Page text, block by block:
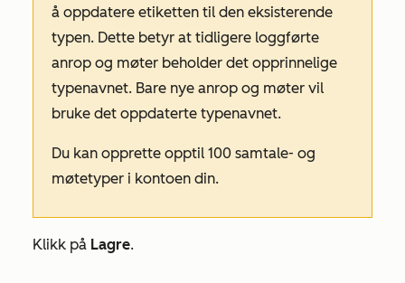
å oppdatere etiketten til den eksisterende
typen. Dette betyr at tidligere loggførte
anrop og møter beholder det opprinnelige
typenavnet. Bare nye anrop og møter vil
bruke det oppdaterte typenavnet.
Du kan opprette opptil 100 samtale- og
møtetyper i kontoen din.
Klikk på Lagre.